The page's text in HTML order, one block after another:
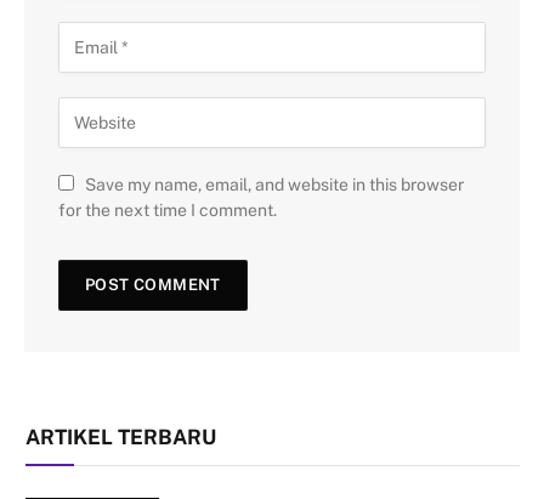
Save my name, email, and website in this browser
for the next time I comment.
ARTIKEL TERBARU